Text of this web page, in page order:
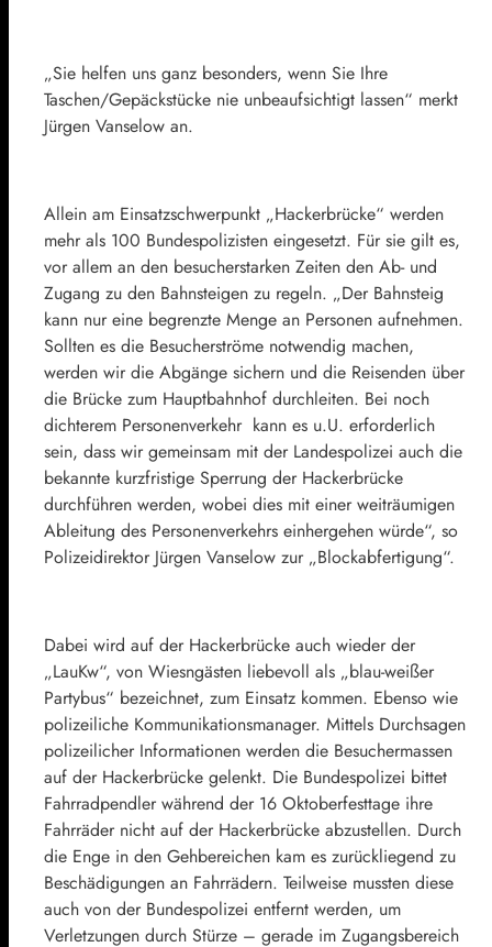
„Sie helfen uns ganz besonders, wenn Sie Ihre
Taschen/Gepäckstücke nie unbeaufsichtigt lassen“ merkt
Jürgen Vanselow an.
Allein am Einsatzschwerpunkt „Hackerbrücke“ werden
mehr als 100 Bundespolizisten eingesetzt. Für sie gilt es,
vor allem an den besucherstarken Zeiten den Ab- und
Zugang zu den Bahnsteigen zu regeln. „Der Bahnsteig
kann nur eine begrenzte Menge an Personen aufnehmen.
Sollten es die Besucherströme notwendig machen,
werden wir die Abgänge sichern und die Reisenden über
die Brücke zum Hauptbahnhof durchleiten. Bei noch
dichterem Personenverkehr kann es u.U. erforderlich
sein, dass wir gemeinsam mit der Landespolizei auch die
bekannte kurzfristige Sperrung der Hackerbrücke
durchführen werden, wobei dies mit einer weiträumigen
Ableitung des Personenverkehrs einhergehen würde“, so
Polizeidirektor Jürgen Vanselow zur „Blockabfertigung“.
Dabei wird auf der Hackerbrücke auch wieder der
„LauKw“, von Wiesngästen liebevoll als „blau-weißer
Partybus“ bezeichnet, zum Einsatz kommen. Ebenso wie
polizeiliche Kommunikationsmanager. Mittels Durchsagen
polizeilicher Informationen werden die Besuchermassen
auf der Hackerbrücke gelenkt. Die Bundespolizei bittet
Fahrradpendler während der 16 Oktoberfesttage ihre
Fahrräder nicht auf der Hackerbrücke abzustellen. Durch
die Enge in den Gehbereichen kam es zurückliegend zu
Beschädigungen an Fahrrädern. Teilweise mussten diese
auch von der Bundespolizei entfernt werden, um
Verletzungen durch Stürze – gerade im Zugangsbereich